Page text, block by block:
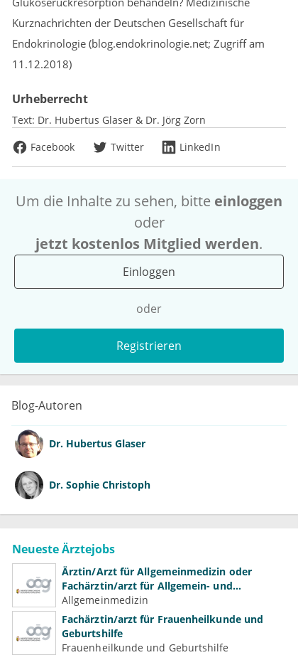
Kurznachrichten der Deutschen Gesellschaft für
Endokrinologie (blog.endokrinologie.net; Zugriff am
11.12.2018)
Urheberrecht
Text: Dr. Hubertus Glaser & Dr. Jörg Zorn
Facebook
Twitter LinkedIn
Um die Inhalte zu sehen, bitte einloggen
oder
jetzt kostenlos Mitglied werden.
Einloggen
oder
Registrieren
Blog-Autoren
Dr. Hubertus Glaser
Dr. Sophie Christoph
Neueste Ärztejobs
Ärztin/Arzt für Allgemeinmedizin oder
Fachärztin/arzt für Allgemein- und
Familienmedizin für Psychiatrie und
Psychotherapeutische Medizin
Allgemeinmedizin
Fachärztin/arzt für Frauenheilkunde und
Geburtshilfe
Frauenheilkunde und Geburtshilfe